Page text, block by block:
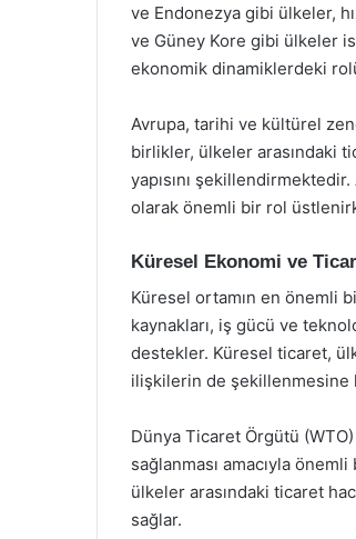
ve Endonezya gibi ülkeler,
ve Güney Kore gibi ülkeler
ekonomik dinamiklerdeki
Avrupa, tarihi ve kültürel
birlikler, ülkeler arasındaki
yapısını
olarak önemli bir rol
Küresel Ekonomi ve
Küresel ortamın en önemli
kaynakları, iş gücü ve
destekler. Küresel ticaret,
ilişkilerin de şekillenmesine
Dünya Ticaret Örgütü
sağlanması amacıyla
ülkeler arasındaki ticaret
sağlar.